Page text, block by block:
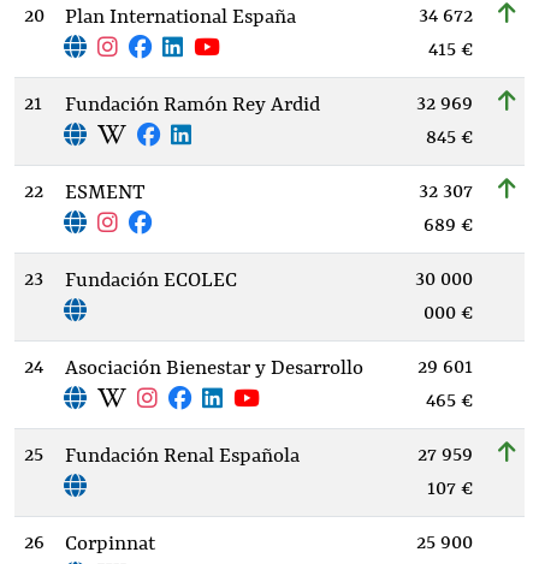
20 Plan International España
34 672
415 €
21 Fundación Ramón Rey Ardid
32 969
845 €
22 ESMENT
32 307
689 €
23 Fundación ECOLEC
30 000
000 €
24 Asociación Bienestar y Desarrollo
29 601
465 €
25 Fundación Renal Española
27 959
107 €
26 Corpinnat
25 900